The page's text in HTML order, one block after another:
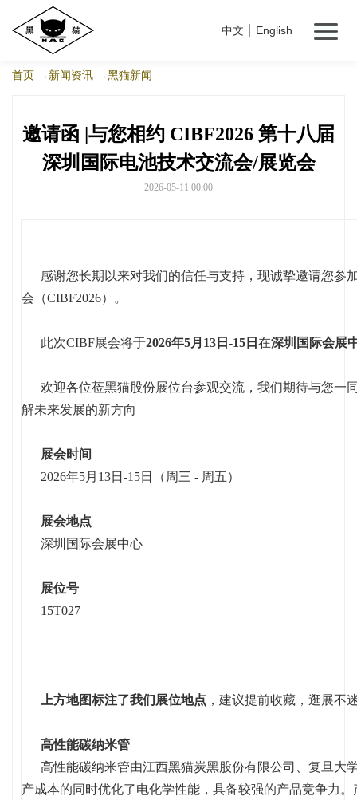
中文 English
首页 →新闻资讯 →黑猫新闻
邀请函 |与您相约 CIBF2026 第十八届
深圳国际电池技术交流会/展览会
2026-05-11 00:00
感谢您长期以来对我们的信任与支持，现诚挚邀请您参
会（CIBF2026）。
此次CIBF展会将于2026年5月13日-15日 在深圳国际会展
欢迎各位莅黑猫股份展位台参观交流，我们期待与您一
解未来发展的新方向
展会时间
2026年5月13日-15日（周三 - 周五）
展会地点
深圳国际会展中心
展位号
15T027
上方地图标注了我们展位地点 ，建议提前收藏，逛展不
高性能碳纳米管
高性能碳纳米管由江西黑猫炭黑股份有限公司、复旦大
产成本的同时优化了电化学性能，具备较强的产品竞争力